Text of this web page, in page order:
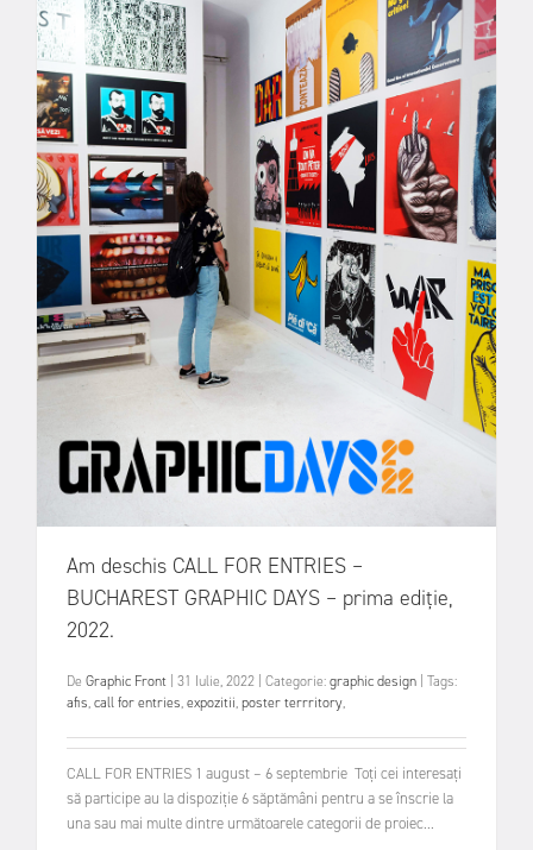
Am deschis CALL FOR ENTRIES –
BUCHAREST GRAPHIC DAYS – prima ediție,
2022.
De Graphic Front 31 Iulie, 2022 Categorie:graphic design Tags:
afis,call for entries,expozitii,poster terrritory,
CALL FOR ENTRIES 1 august – 6 septembrie Toți cei interesați
să participe au la dispoziție 6 săptămâni pentru a se înscrie la
una sau mai multe dintre următoarele categorii de proiec...